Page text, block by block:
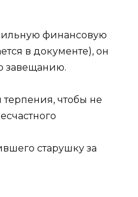
финансовую
в документе), он
завещанию.
терпения, чтобы не
старушку за